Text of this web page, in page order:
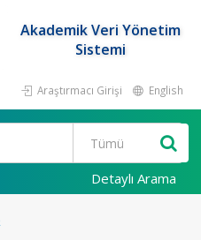
Akademik Veri Yönetim
Sistemi
Araştırmacı Girişi English
Detaylı Arama